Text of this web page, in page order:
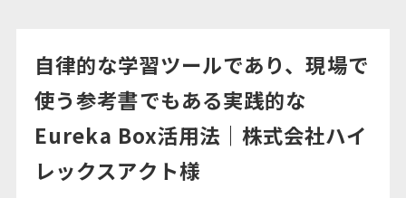
よくあるご質問
資料ダウンロード
自律的な学習ツールであり、現場で
使う参考書でもある実践的な
Eureka Box活用法｜株式会社ハイ
レックスアクト様